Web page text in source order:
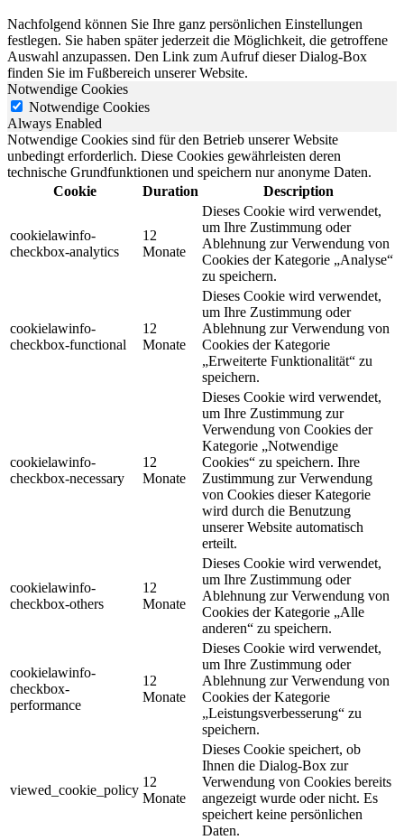
Nachfolgend können Sie Ihre ganz persönlichen Einstellungen
festlegen. Sie haben später jederzeit die Möglichkeit, die getroffene
Auswahl anzupassen. Den Link zum Aufruf dieser Dialog-Box
finden Sie im Fußbereich unserer Website.
Notwendige Cookies
Notwendige Cookies
Always Enabled
Notwendige Cookies sind für den Betrieb unserer Website
unbedingt erforderlich. Diese Cookies gewährleisten deren
technische Grundfunktionen und speichern nur anonyme Daten.
Cookie
Duration Description
cookielawinfo-
checkbox-analytics
12
Monate
Dieses Cookie wird verwendet,
um Ihre Zustimmung oder
Ablehnung zur Verwendung von
Cookies der Kategorie „Analyse“
zu speichern.
cookielawinfo-
checkbox-functional
12
Monate
Dieses Cookie wird verwendet,
um Ihre Zustimmung oder
Ablehnung zur Verwendung von
Cookies der Kategorie
„Erweiterte Funktionalität“ zu
speichern.
cookielawinfo-
checkbox-necessary
12
Monate
Dieses Cookie wird verwendet,
um Ihre Zustimmung zur
Verwendung von Cookies der
Kategorie „Notwendige
Cookies“ zu speichern. Ihre
Zustimmung zur Verwendung
von Cookies dieser Kategorie
wird durch die Benutzung
unserer Website automatisch
erteilt.
cookielawinfo-
checkbox-others
12
Monate
Dieses Cookie wird verwendet,
um Ihre Zustimmung oder
Ablehnung zur Verwendung von
Cookies der Kategorie „Alle
anderen“ zu speichern.
cookielawinfo-
checkbox-
performance
12
Monate
Dieses Cookie wird verwendet,
um Ihre Zustimmung oder
Ablehnung zur Verwendung von
Cookies der Kategorie
„Leistungsverbesserung“ zu
speichern.
viewed_cookie_policy
12
Monate
Dieses Cookie speichert, ob
Ihnen die Dialog-Box zur
Verwendung von Cookies bereits
angezeigt wurde oder nicht. Es
speichert keine persönlichen
Daten.